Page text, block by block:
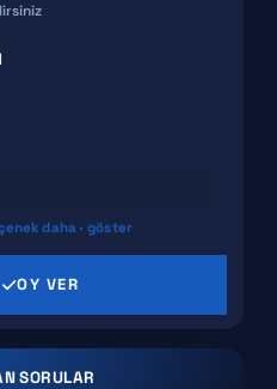
daha · göster
OY VER
SORULAR